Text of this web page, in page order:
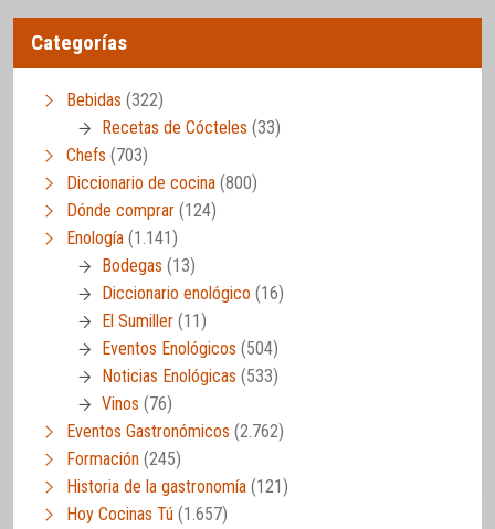
Categorías
Bebidas (322)
Recetas de Cócteles (33)
Chefs (703)
Diccionario de cocina (800)
Dónde comprar (124)
Enología (1.141)
Bodegas (13)
Diccionario enológico (16)
El Sumiller (11)
Eventos Enológicos (504)
Noticias Enológicas (533)
Vinos (76)
Eventos Gastronómicos (2.762)
Formación (245)
Historia de la gastronomía (121)
Hoy Cocinas Tú (1.657)